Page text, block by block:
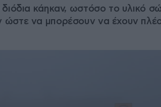
κάηκαν, ωστόσο το υλικό
να μπορέσουν να έχουν